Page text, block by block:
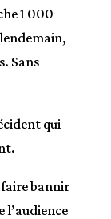
1 000
Sans
qui
faire bannir
l’audience